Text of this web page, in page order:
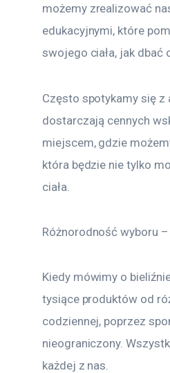
możemy zrealizować
edukacyjnymi, które
swojego ciała, jak dbać
Często spotykamy się z
dostarczają cennych
miejscem, gdzie
która będzie nie tylko
ciała.
Różnorodność wyboru
Kiedy mówimy o
tysiące produktów od
codziennej, poprzez
nieograniczony.
każdej z nas.